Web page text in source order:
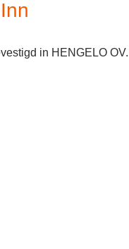
in HENGELO